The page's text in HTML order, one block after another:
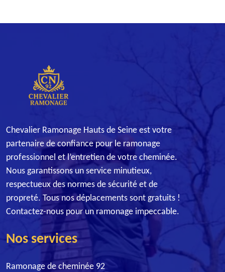
Chevalier Ramonage Hauts de Seine est votre
partenaire de confiance pour le ramonage
professionnel et l’entretien de votre cheminée.
Nous garantissons un service minutieux,
respectueux des normes de sécurité et de
propreté. Tous nos déplacements sont gratuits !
Contactez-nous pour un ramonage impeccable.
Nos services
Ramonage de cheminée 92